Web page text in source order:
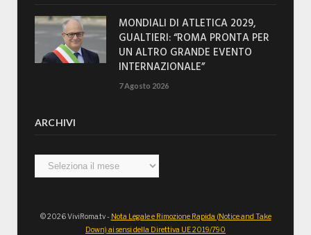
MONDIALI DI ATLETICA 2029,
GUALTIERI: “ROMA PRONTA PER
UN ALTRO GRANDE EVENTO
INTERNAZIONALE”
7 Agosto 2026
ARCHIVI
Archivi
© 2026 ViviRoma.tv - Nota Legale e Rimozione Rapida (Notice and Take
Down) ai sensi della Direttiva UE 2019/790